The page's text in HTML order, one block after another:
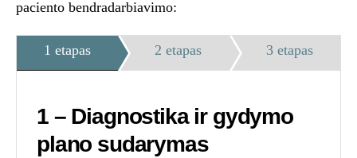
paciento bendradarbiavimo:
1 etapas 2 etapas 3 etapas
1 – Diagnostika ir gydymo
plano sudarymas